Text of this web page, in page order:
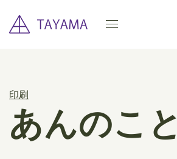
印刷
あんのこと